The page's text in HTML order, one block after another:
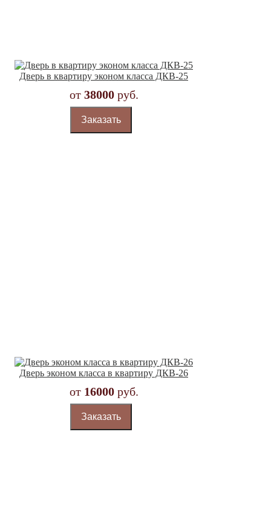
Дверь в квартиру эконом класса ДКВ-25
от 38000руб.
Заказать
Дверь эконом класса в квартиру ДКВ-26
от 16000руб.
Заказать